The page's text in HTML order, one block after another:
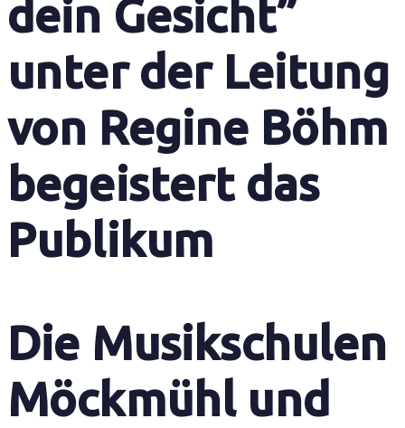
dein Gesicht”
unter der Leitung
von Regine Böhm
begeistert das
Publikum
Die Musikschulen
Möckmühl und